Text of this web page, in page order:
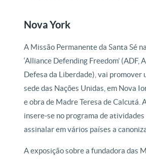
Nova York
A Missão Permanente da Santa Sé
‘Alliance Defending Freedom’ (ADF,
Defesa da Liberdade), vai promover
sede das Nações Unidas, em Nova
e obra de Madre Teresa de Calcutá.
insere-se no programa de atividades
assinalar em vários países a
A exposição sobre a fundadora das